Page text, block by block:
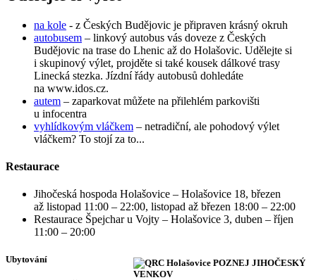
na kole - z Českých Budějovic je připraven krásný okruh
autobusem – linkový autobus vás doveze z Českých
Budějovic na trase do Lhenic až do Holašovic. Udělejte si
i skupinový výlet, projděte si také kousek dálkové trasy
Linecká stezka. Jízdní řády autobusů dohledáte
na www.idos.cz.
autem – zaparkovat můžete na přilehlém parkovišti
u infocentra
vyhlídkovým vláčkem – netradiční, ale pohodový výlet
vláčkem? To stojí za to...
Restaurace
Jihočeská hospoda Holašovice – Holašovice 18, březen
až listopad 11:00 – 22:00, listopad až březen 18:00 – 22:00
Restaurace Špejchar u Vojty – Holašovice 3, duben – říjen
11:00 – 20:00
Ubytování